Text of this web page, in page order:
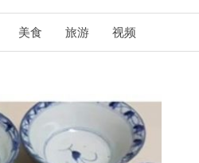
美食 旅游 视频